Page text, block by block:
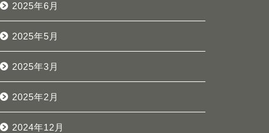
2025年6月
2025年5月
2025年3月
2025年2月
2024年12月